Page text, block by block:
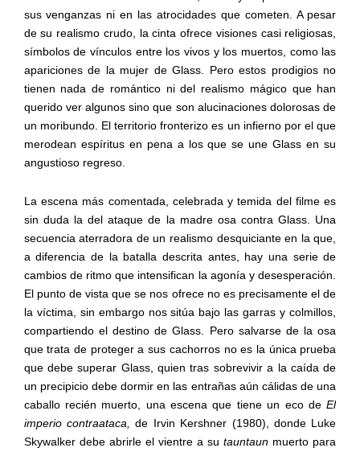
sus venganzas ni en las atrocidades que cometen. A pesar
de su realismo crudo, la cinta ofrece visiones casi religiosas,
símbolos de vínculos entre los vivos y los muertos, como las
apariciones de la mujer de Glass. Pero estos prodigios no
tienen nada de romántico ni del realismo mágico que han
querido ver algunos sino que son alucinaciones dolorosas de
un moribundo. El territorio fronterizo es un infierno por el que
merodean espíritus en pena a los que se une Glass en su
angustioso regreso.
La escena más comentada, celebrada y temida del filme es
sin duda la del ataque de la madre osa contra Glass. Una
secuencia aterradora de un realismo desquiciante en la que,
a diferencia de la batalla descrita antes, hay una serie de
cambios de ritmo que intensifican la agonía y desesperación.
El punto de vista que se nos ofrece no es precisamente el de
la víctima, sin embargo nos sitúa bajo las garras y colmillos,
compartiendo el destino de Glass. Pero salvarse de la osa
que trata de proteger a sus cachorros no es la única prueba
que debe superar Glass, quien tras sobrevivir a la caída de
un precipicio debe dormir en las entrañas aún cálidas de una
caballo recién muerto, una escena que tiene un eco deEl
imperio contraataca,
de Irvin Kershner (1980), donde Luke
Skywalker debe abrirle el vientre a sutauntaun muerto para